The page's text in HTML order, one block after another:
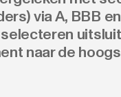
via A, BBB
naar de